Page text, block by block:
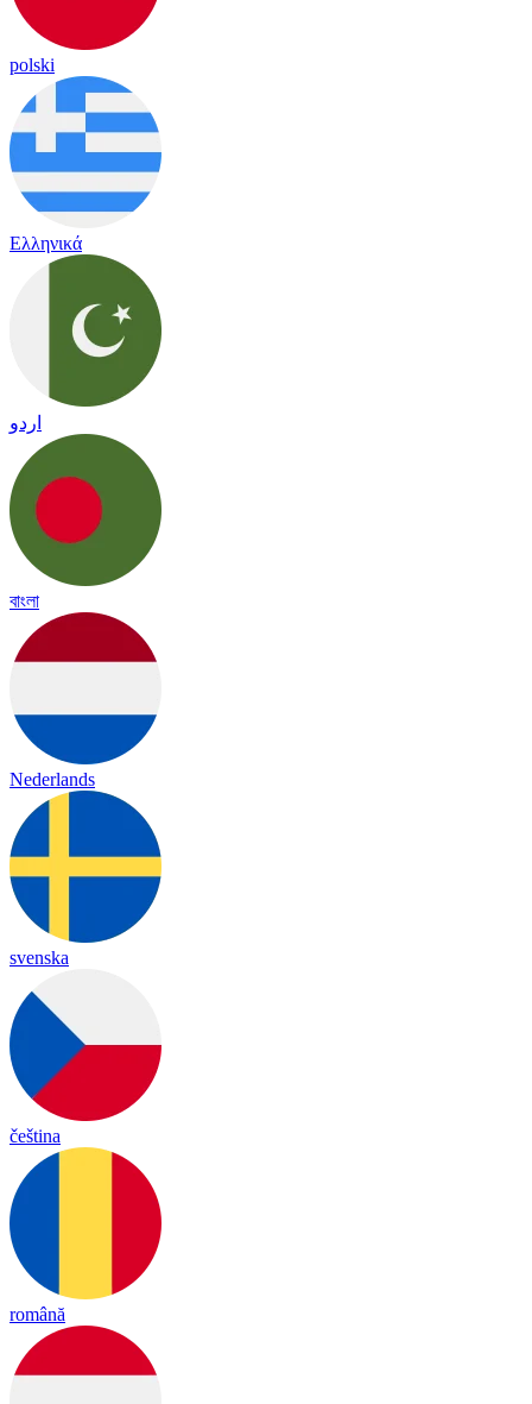
polski
Ελληνικά
اردو
বাংলা
Nederlands
svenska
čeština
română